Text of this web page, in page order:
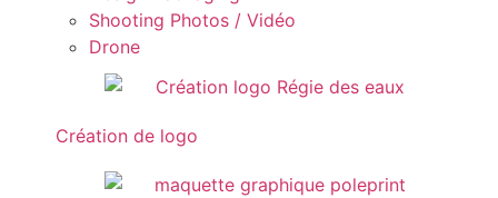
Shooting Photos / Vidéo
Drone
Création de logo